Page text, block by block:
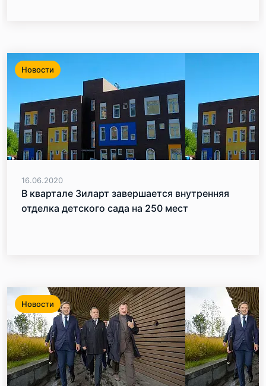
Новости
16.06.2020
В квартале Зиларт завершается внутренняя
отделка детского сада на 250 мест
Новости